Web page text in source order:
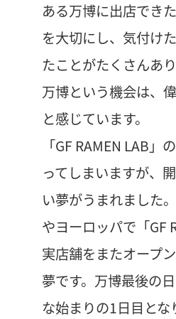
ある万博に出店でき
を大切にし、気付け
たことがたくさんあ
万博という機会は、
と感じています。
「GF RAMEN LAB」
ってしまいますが、
い夢がうまれました
やヨーロッパで「GF
実店舗をまたオープ
夢です。万博最後の
な始まりの1日目とな